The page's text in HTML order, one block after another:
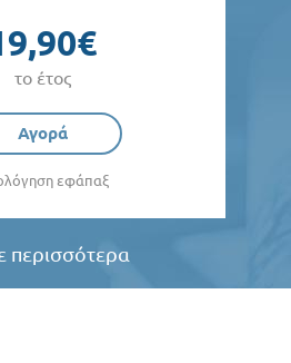
το έτος
Αγορά
εφάπαξ
περισσότερα